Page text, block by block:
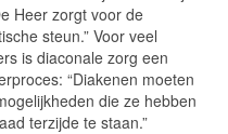
Heer zorgt voor de
steun.” Voor veel
is diaconale zorg een
“Diakenen moeten
die ze hebben
terzijde te staan.”